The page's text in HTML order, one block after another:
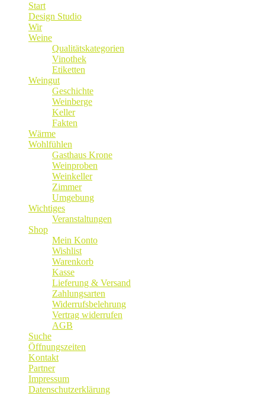
Start
Design Studio
Wir
Weine
Qualitätskategorien
Vinothek
Etiketten
Weingut
Geschichte
Weinberge
Keller
Fakten
Wärme
Wohlfühlen
Gasthaus Krone
Weinproben
Weinkeller
Zimmer
Umgebung
Wichtiges
Veranstaltungen
Shop
Mein Konto
Wishlist
Warenkorb
Kasse
Lieferung & Versand
Zahlungsarten
Widerrufsbelehrung
Vertrag widerrufen
AGB
Suche
Öffnungszeiten
Kontakt
Partner
Impressum
Datenschutzerklärung